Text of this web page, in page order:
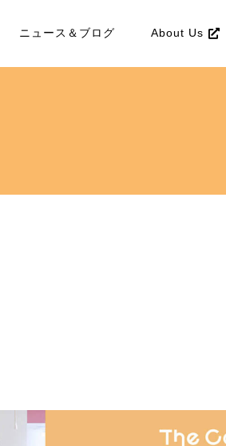
ニュース＆ブログ About Us